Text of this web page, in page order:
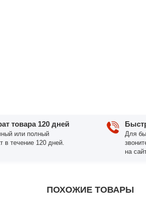
товара 120 дней
или полный
в течение 120 дней.
Для
на
ПОХОЖИЕ ТОВАРЫ